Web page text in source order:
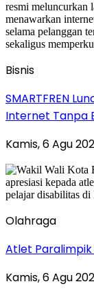
Bisnis
SMARTFREN
Internet Tanpa
Kamis, 6 Agu
Olahraga
Atlet Paralimpik
Kamis, 6 Agu